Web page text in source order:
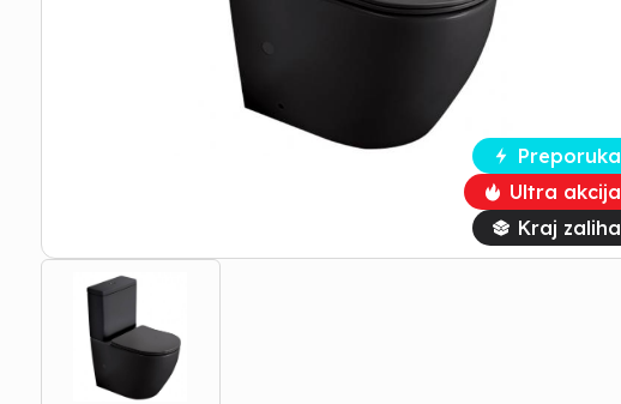
Preporuka
Ultra akcija
Kraj zaliha